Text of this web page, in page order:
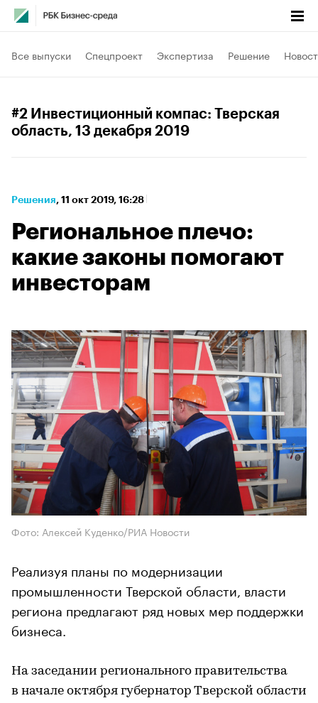
Все выпуски Спецпроект Экспертиза Решение
#2 Инвестиционный компас: Тверская
область, 13 декабря 2019
Решения⁠, 11 окт 2019, 16:28
Региональное плечо:
какие законы помогают
инвесторам
Фото: Алексей Куденко/РИА Новости
Реализуя планы по модернизации
промышленности Тверской области, власти
региона предлагают ряд новых мер поддержки
бизнеса.
На заседании регионального правительства
в начале октября губернатор Тверской области